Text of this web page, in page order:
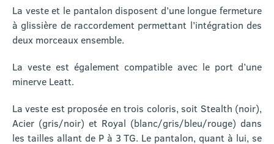
La veste et le pantalon disposent d’une longue fermeture
à glissière de raccordement permettant l’intégration des
deux morceaux ensemble.
La veste est également compatible avec le port d’une
minerve Leatt.
La veste est proposée en trois coloris, soit Stealth (noir),
Acier (gris/noir) et Royal (blanc/gris/bleu/rouge) dans
les tailles allant de P à 3 TG. Le pantalon, quant à lui, se